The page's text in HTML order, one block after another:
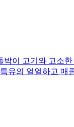
이 고기와 고소
의 얼얼하고